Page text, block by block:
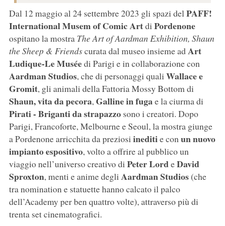
Dal 12 maggio al 24 settembre 2023 gli spazi delPAFF!
International Musem of Comic Artdi Pordenone
ospitano la mostraThe Art of Aardman Exhibition, Shaun
the Sheep & Friendscurata dal museo insieme adArt
Ludique-Le Muséedi Parigi e in collaborazione con
Aardman Studios, che di personaggi quali Wallace e
Gromit, gli animali della Fattoria Mossy Bottom di
Shaun, vita da pecora,Galline in fugae la ciurma di
Pirati - Briganti da strapazzosono i creatori. Dopo
Parigi, Francoforte, Melbourne e Seoul, la mostra giunge
a Pordenone arricchita da preziosi ineditie conun nuovo
impianto espositivo, volto a offrire al pubblico un
viaggio nell’universo creativo di Peter LordeDavid
Sproxton, menti e anime degli Aardman Studios(che
tra nomination e statuette hanno calcato il palco
dell’Academy per ben quattro volte), attraverso più di
trenta set cinematografici.